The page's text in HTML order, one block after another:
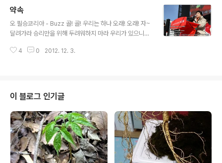
우리둘의 사랑으로 꿈을 이뤄가요 우리둘이면 우리둘이면
이뤄낼 수 있죠 우린 하나에요 루비루비루 나는 행복해요
루비루비루 정말 좋아 지금 이 행복이 영원하길 매일 기도
을잡고 낙원으로 가요 우리둘의 사랑으로 꿈을 이뤄가요
약속
오 필승코리아 - Buzz 골! 골! 우리는 하나 오래! 오래! 자~
달려가라 승리만을 위해 두려워하지 마라 우리가 있으니
하라 오~ 필승 코리아 오~ 필승 코리아 오~ 필승 코리아
직 인터넷 페이스북 이미지 펌 페이스북 이미지 펌 페이스
북 이미지 펌
4 0 2012. 12. 3.
이 블로그 인기글